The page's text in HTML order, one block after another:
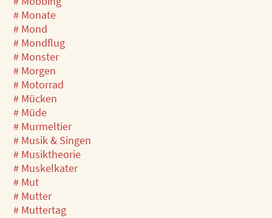
# Monate
# Mond
# Mondflug
# Monster
# Morgen
# Motorrad
# Mücken
# Müde
# Murmeltier
# Musik & Singen
# Musiktheorie
# Muskelkater
# Mut
# Mutter
# Muttertag